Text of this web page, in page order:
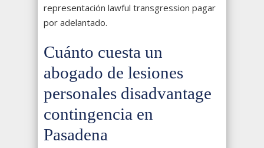
representación lawful transgression pagar
por adelantado.
Cuánto cuesta un
abogado de lesiones
personales disadvantage
contingencia en
Pasadena